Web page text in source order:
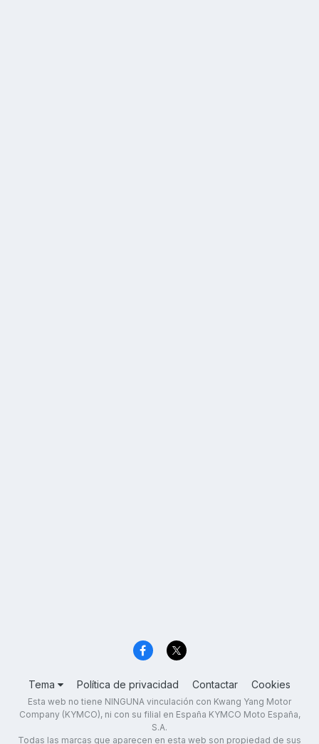
Tema Política de privacidad Contactar Cookies
Esta web no tiene NINGUNA vinculación con Kwang Yang Motor
Company (KYMCO), ni con su filial en España KYMCO Moto España,
S.A.
Todas las marcas que aparecen en esta web son propiedad de sus